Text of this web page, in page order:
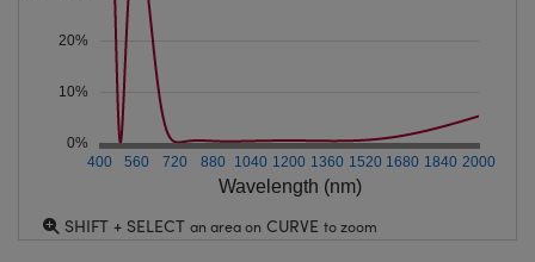
Wavelength (nm)
400 560 720 880 1040 1200 1360 1520 1680 1840 2000
0%
10%
20%
SHIFT + SELECT an area on CURVE to zoom